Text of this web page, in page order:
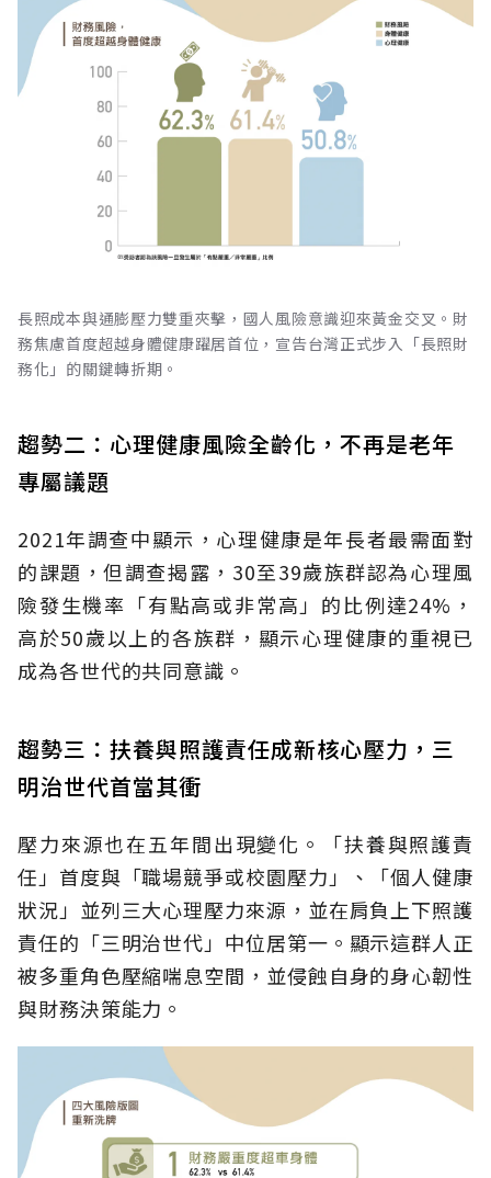
長照成本與通膨壓力雙重夾擊，國人風險意識迎來黃金交叉。財
務焦慮首度超越身體健康躍居首位，宣告台灣正式步入「長照財
務化」的關鍵轉折期。
趨勢二：心理健康風險全齡化，不再是老年
專屬議題
2021年調查中顯示，心理健康是年長者最需面對
的課題，但調查揭露，30至39歲族群認為心理風
險發生機率「有點高或非常高」的比例達24%，
高於50歲以上的各族群，顯示心理健康的重視已
成為各世代的共同意識。
趨勢三：扶養與照護責任成新核心壓力，三
明治世代首當其衝
壓力來源也在五年間出現變化。「扶養與照護責
任」首度與「職場競爭或校園壓力」、「個人健康
狀況」並列三大心理壓力來源，並在肩負上下照護
責任的「三明治世代」中位居第一。顯示這群人正
被多重角色壓縮喘息空間，並侵蝕自身的身心韌性
與財務決策能力。